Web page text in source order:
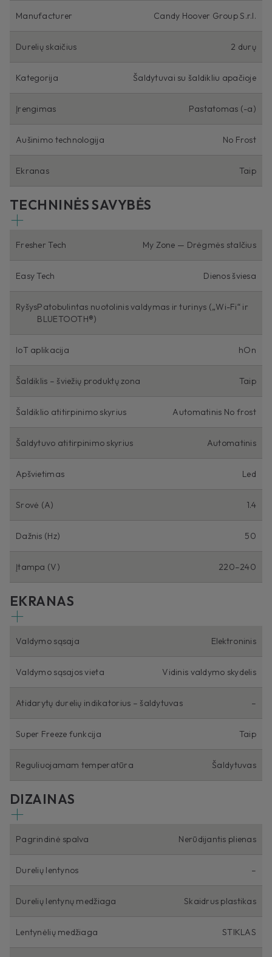
Manufacturer Candy Hoover Group S.r.l.
Durelių skaičius 2 durų
Kategorija Šaldytuvai su šaldikliu apačioje
Įrengimas Pastatomas (-a)
Aušinimo technologija No Frost
Ekranas Taip
TECHNINĖS SAVYBĖS
Fresher Tech My Zone — Drėgmės stalčius
Easy Tech Dienos šviesa
RyšysPatobulintas nuotolinis valdymas ir turinys („Wi-Fi“ ir
BLUETOOTH®)
IoT aplikacija hOn
Šaldiklis – šviežių produktų zona Taip
Šaldiklio atitirpinimo skyrius Automatinis No frost
Šaldytuvo atitirpinimo skyrius Automatinis
Apšvietimas Led
Srovė (A) 1.4
Dažnis (Hz) 50
Įtampa (V) 220–240
EKRANAS
Valdymo sąsaja Elektroninis
Valdymo sąsajos vieta Vidinis valdymo skydelis
Atidarytų durelių indikatorius – šaldytuvas –
Super Freeze funkcija Taip
Reguliuojamam temperatūra Šaldytuvas
DIZAINAS
Pagrindinė spalva Nerūdijantis plienas
Durelių lentynos –
Durelių lentynų medžiaga Skaidrus plastikas
Lentynėlių medžiaga STIKLAS